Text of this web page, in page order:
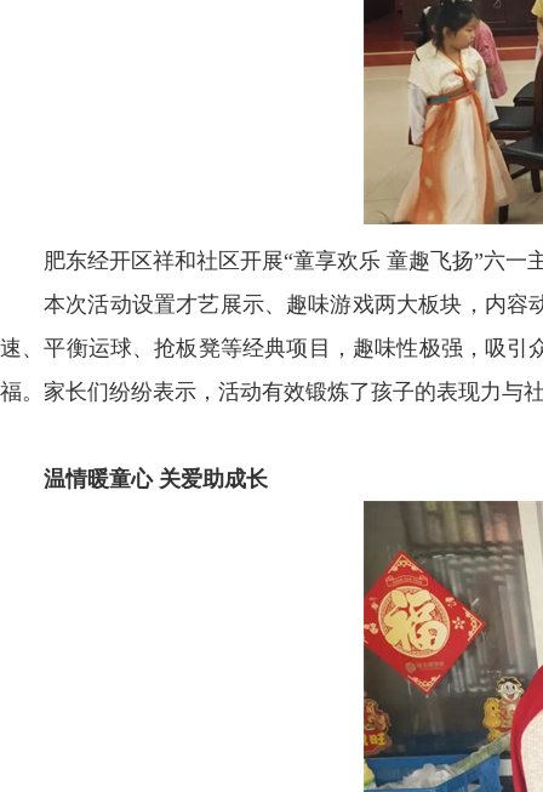
肥东经开区祥和社区开展“童享欢乐 童趣飞扬”六
本次活动设置才艺展示、趣味游戏两大板块，内
速、平衡运球、抢板凳等经典项目，趣味性极强，吸
福。家长们纷纷表示，活动有效锻炼了孩子的表现力与
温情暖童心 关爱助成长